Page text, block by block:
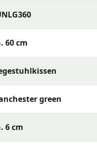
Kissen vollständig
60 cm
green
6 cm